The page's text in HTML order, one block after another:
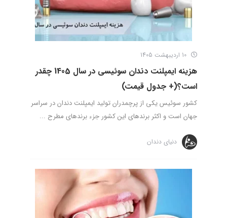
هزینه ایمپلنت دندان سوئیسی در سال 1405 چقدر
است؟(+ جدول قیمت)
کشور سوئیس یکی از پرچمدران تولید ایمپلنت دندان در سراسر
جهان است و اکثر برندهای این کشور جزء برندهای مطرح ...
دنیای دندان